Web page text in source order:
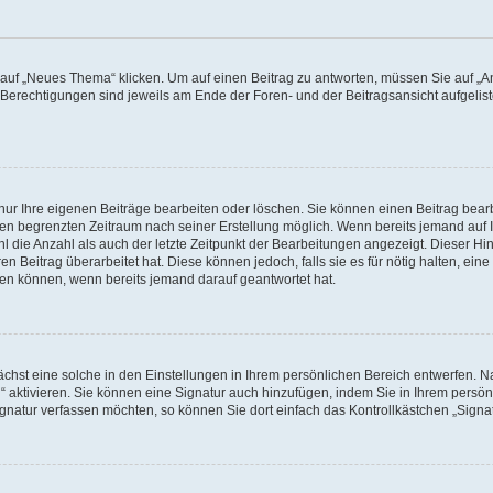
„Neues Thema“ klicken. Um auf einen Beitrag zu antworten, müssen Sie auf
sind jeweils am Ende der Foren- und der Beitragsansicht
Ihre eigenen Beiträge bearbeiten oder löschen. Sie können einen Beitrag
begrenzten Zeitraum nach seiner Erstellung möglich. Wenn bereits jemand
Anzahl als auch der letzte Zeitpunkt der Bearbeitungen angezeigt. Dieser
Beitrag überarbeitet hat. Diese können jedoch, falls sie es für nötig halten,
können, wenn bereits jemand darauf geantwortet hat.
eine solche in den Einstellungen in Ihrem persönlichen Bereich entwerfen.
aktivieren. Sie können eine Signatur auch hinzufügen, indem Sie in Ihrem
verfassen möchten, so können Sie dort einfach das Kontrollkästchen